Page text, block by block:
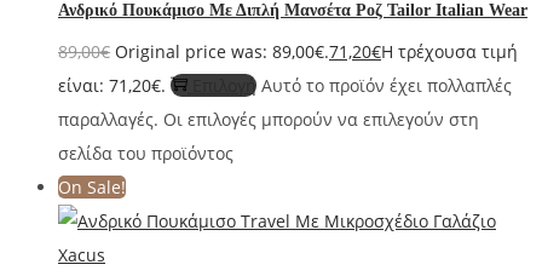
Ανδρικό Πουκάμισο Με Διπλή Μανσέτα Ροζ Tailor Italian Wear
89,00€ Original price was: 89,00€.71,20€Η τρέχουσα τιμή
είναι: 71,20€.
Επιλογή Αυτό το προϊόν έχει πολλαπλές
παραλλαγές. Οι επιλογές μπορούν να επιλεγούν στη
σελίδα του προϊόντος
On Sale!